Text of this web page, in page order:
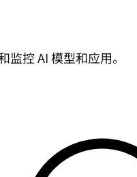
监控 AI 模型和应用。